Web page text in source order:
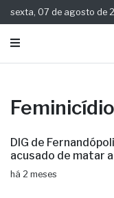
sexta, 07 de agosto de
Feminicídio
DIG de
acusado de matar
há 2 meses